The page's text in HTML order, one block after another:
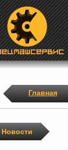
Главная
Новости